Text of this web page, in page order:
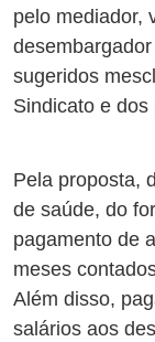
pelo mediador,
sugeridos
Sindicato e
Pela proposta,
de saúde, do
pagamento de
meses
Além disso,
salários aos